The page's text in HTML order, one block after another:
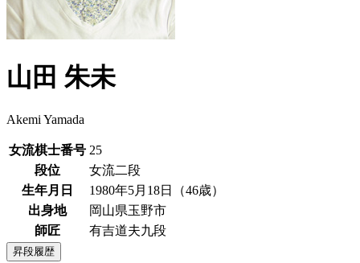
山田 朱未
Akemi Yamada
女流棋士番号 25
段位
女流二段
生年月日
1980年5月18日（46歳）
出身地
岡山県玉野市
師匠
有吉道夫九段
昇段履歴